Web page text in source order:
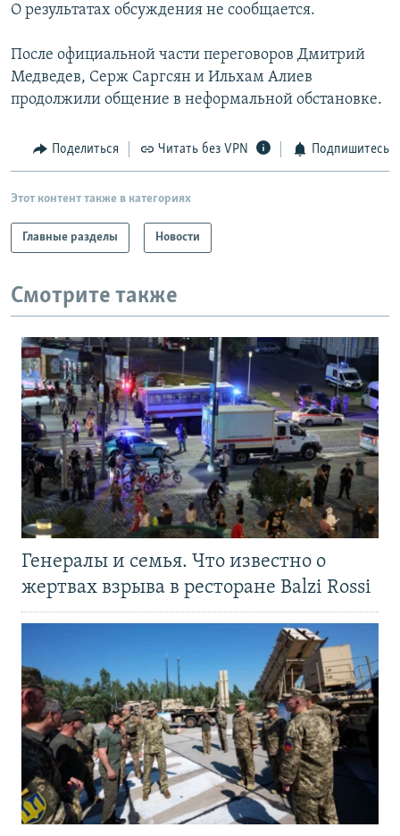
ПОДПИШИТЕСЬ НА РАССЫЛКУ
СОЦИАЛЬНЫЕ СЕТИ
О результатах обсуждения не сообщается.
После официальной части переговоров Дмитрий
Медведев, Серж Саргсян и Ильхам Алиев
продолжили общение в неформальной обстановке.
Поделиться Читать без VPN Подпишитесь
Этот контент также в категориях
Главные разделы Новости
Смотрите также
Генералы и семья. Что известно о
жертвах взрыва в ресторане Balzi Rossi